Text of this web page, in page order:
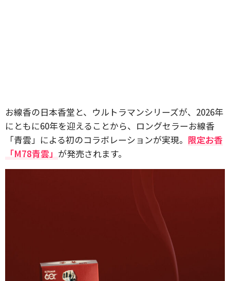
お線香の日本香堂と、ウルトラマンシリーズが、2026年
にともに60年を迎えることから、ロングセラーお線香
「青雲」による初のコラボレーションが実現。 限定お香
「M78青雲」 が発売されます。